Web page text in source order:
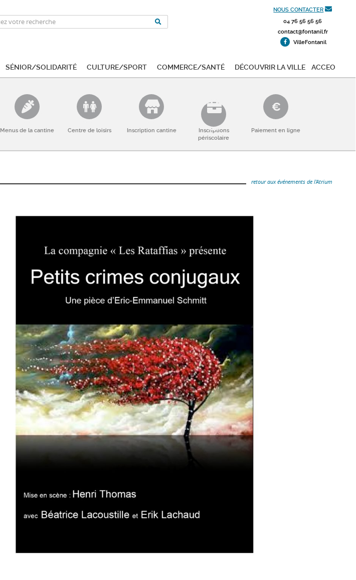
NOUS CONTACTER
04 76 56 56 56
contact@fontanil.fr
VilleFontanil
Sénior/Solidarité Culture/Sport Commerce/Santé Découvrir la ville ACCEO
Menus de la cantine Centre de loisirs Inscription cantine
Inscriptions
périscolaire
Paiement en ligne
retour aux événements de l'Atrium